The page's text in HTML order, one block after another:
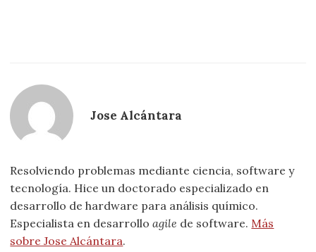
Jose Alcántara
Resolviendo problemas mediante ciencia, software y
tecnología. Hice un doctorado especializado en
desarrollo de hardware para análisis químico.
Especialista en desarrolloagile de software. Más
sobre Jose Alcántara.